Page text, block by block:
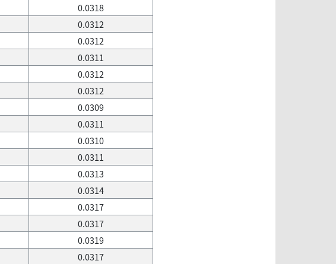
0.0318
0.0312
0.0312
0.0311
0.0312
0.0312
0.0309
0.0311
0.0310
0.0311
0.0313
0.0314
0.0317
0.0317
0.0319
0.0317